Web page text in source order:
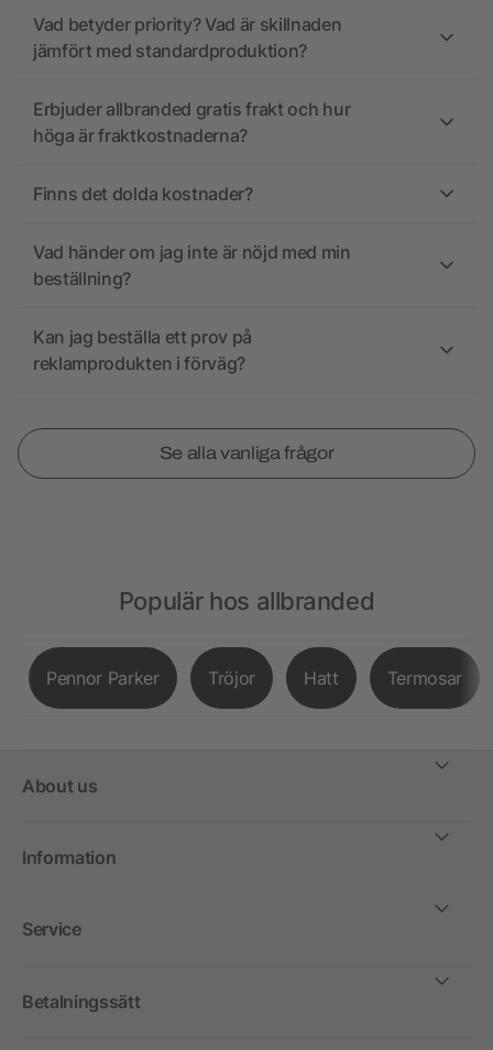
Vad betyder priority? Vad är skillnaden
jämfört med standardproduktion?
Erbjuder allbranded gratis frakt och hur
höga är fraktkostnaderna?
Finns det dolda kostnader?
Vad händer om jag inte är nöjd med min
beställning?
Kan jag beställa ett prov på
reklamprodukten i förväg?
Se alla vanliga frågor
Populär hos allbranded
Pennor Parker Tröjor Hatt Termosar
About us
Information
Service
Betalningssätt